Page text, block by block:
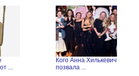
Кого Анна Хилькевич
позвала ...